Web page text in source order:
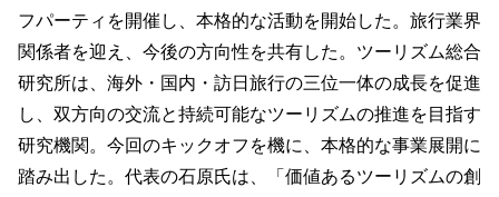
フパーティを開催し、本格的な活動を開始した。旅行業界
関係者を迎え、今後の方向性を共有した。ツーリズム総合
研究所は、海外・国内・訪日旅行の三位一体の成長を促進
し、双方向の交流と持続可能なツーリズムの推進を目指す
研究機関。今回のキックオフを機に、本格的な事業展開に
踏み出した。代表の石原氏は、「価値あるツーリズムの創